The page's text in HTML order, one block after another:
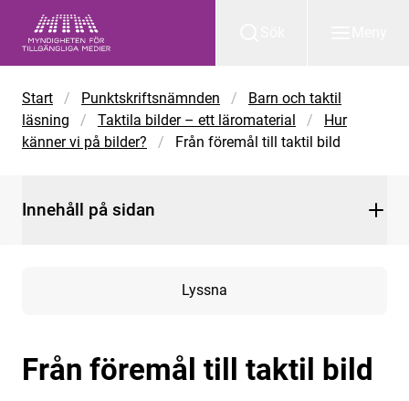
Start / Punktskriftsnämnden /
Barn och taktil
läsning
/ Taktila bilder – ett läromaterial /
Hur
känner vi på bilder?
/ Från föremål till taktil bild
Lyssna
Från föremål till taktil bild
Innehåll på sidan